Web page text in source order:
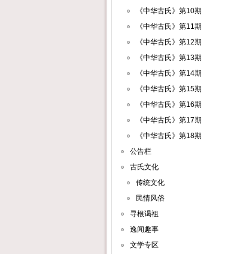
《中华古氏》第10期
《中华古氏》第11期
《中华古氏》第12期
《中华古氏》第13期
《中华古氏》第14期
《中华古氏》第15期
《中华古氏》第16期
《中华古氏》第17期
《中华古氏》第18期
公告栏
古氏文化
传统文化
民情风俗
寻根谒祖
逸闻趣事
文学专区